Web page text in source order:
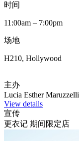
时间
11:00am – 7:00pm
场地
H210, Hollywood
主办
Lucia Esther Maruzzelli
View details
宣传
更衣记 期间限定店